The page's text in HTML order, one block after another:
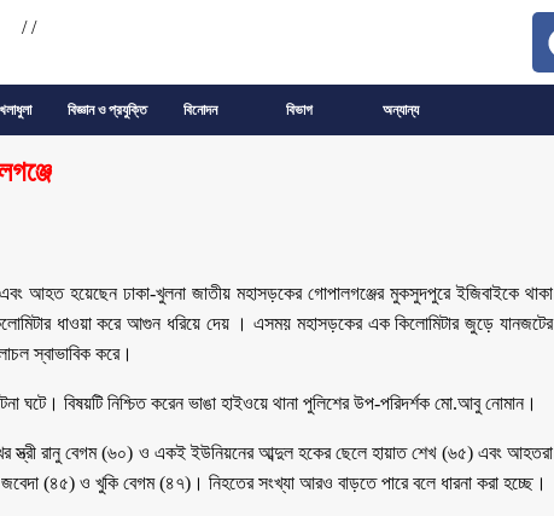
//
বিজ্ঞান ও প্রযুক্তি বিনোদন বিভাগ অন্যান্য
আহত হয়েছেন ঢাকা-খুলনা জাতীয় মহাসড়কের গোপালগঞ্জের মুকসুদপুরে ইজিবাইকে থাকা
ধাওয়া করে আগুন ধরিয়ে দেয় । এসময় মহাসড়কের এক কিলোমিটার জুড়ে যানজটের
স্বাভাবিক করে।
ঘটে। বিষয়টি নিশ্চিত করেন ভাঙা হাইওয়ে থানা পুলিশের উপ-পরিদর্শক মো.আবু নোমান।
স্ত্রী রানু বেগম (৬০) ও একই ইউনিয়নের আব্দুল হকের ছেলে হায়াত শেখ (৬৫) এবং আহতরা
(৪৫) ও খুকি বেগম (৪৭)। নিহতের সংখ্যা আরও বাড়তে পারে বলে ধারনা করা হচ্ছে।